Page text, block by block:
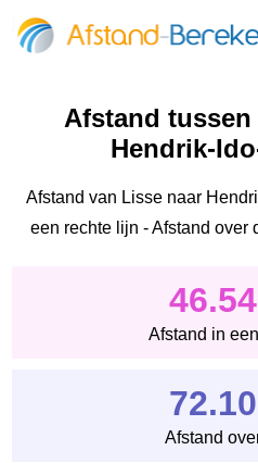
Afstand tussen
Hendrik-
Afstand van Lisse naar
een rechte lijn - Afstand over
Afstand in
Afstand